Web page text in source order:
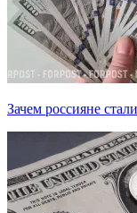
Зачем россияне